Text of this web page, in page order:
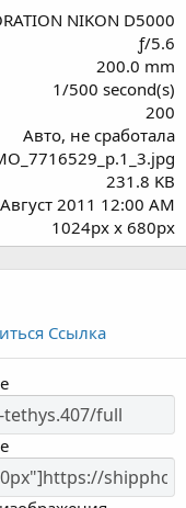
з
ё
з
NIKON D5000
ƒ/5.6
200.0 mm
1/500 second(s)
200
Авто, не сработала
231.8 KB
2011 12:00 AM
1024px x 680px
Ссылка